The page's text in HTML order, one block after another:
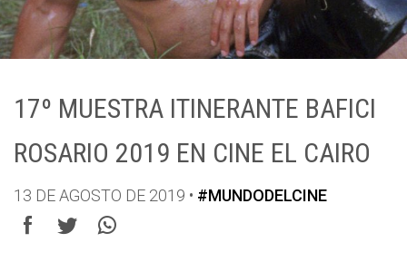
17º MUESTRA ITINERANTE BAFICI
ROSARIO 2019 EN CINE EL CAIRO
13 DE AGOSTO DE 2019 • #MUNDODELCINE